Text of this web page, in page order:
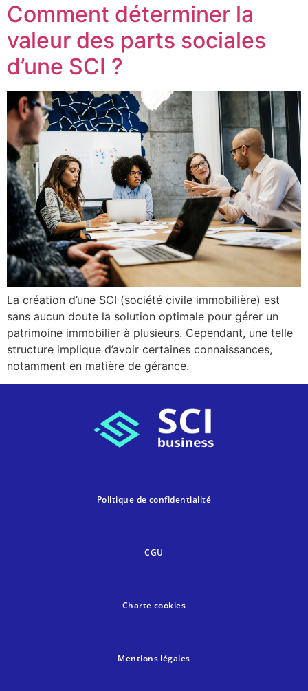
Comment déterminer la
valeur des parts sociales
d’une SCI ?
La création d’une SCI (société civile immobilière) est
sans aucun doute la solution optimale pour gérer un
patrimoine immobilier à plusieurs. Cependant, une telle
structure implique d’avoir certaines connaissances,
notamment en matière de gérance.
Politique de confidentialité
CGU
Charte cookies
Mentions légales